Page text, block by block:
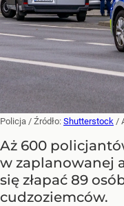
Policja / Źródło: Shutterstock /
Aż 600
w zaplanowanej
się złapać 89
cudzoziemców.